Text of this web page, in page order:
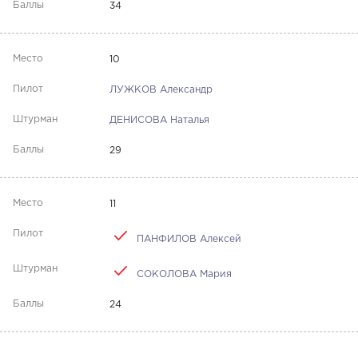
34
10
ЛУЖКОВ Александр
ДЕНИСОВА Наталья
29
11
ПАНФИЛОВ Алексей
СОКОЛОВА Мария
24